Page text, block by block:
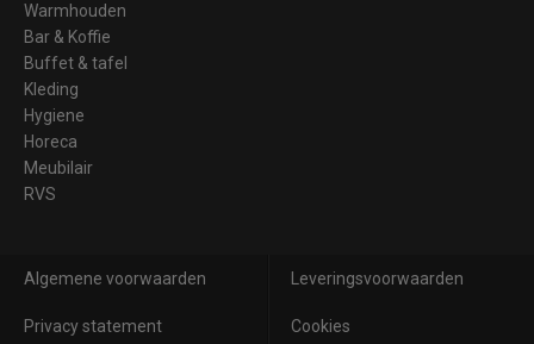
Warmhouden
Bar & Koffie
Buffet & tafel
Kleding
Hygiene
Horeca
Meubilair
RVS
Algemene voorwaarden Leveringsvoorwaarden
Privacy statement Cookies